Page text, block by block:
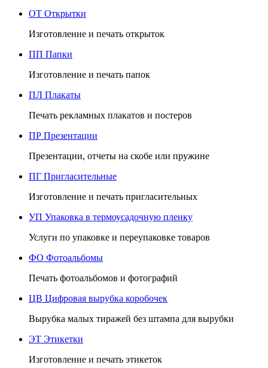
ОТ Открытки
Изготовление и печать открыток
ПП Папки
Изготовление и печать папок
ПЛ Плакаты
Печать рекламных плакатов и постеров
ПР Презентации
Презентации, отчеты на скобе или пружине
ПГ Пригласительные
Изготовление и печать пригласительных
УП Упаковка в термоусадочную пленку
Услуги по упаковке и переупаковке товаров
ФО Фотоальбомы
Печать фотоальбомов и фотографий
ЦВ Цифровая вырубка коробочек
Вырубка малых тиражей без штампа для вырубки
ЭТ Этикетки
Изготовление и печать этикеток